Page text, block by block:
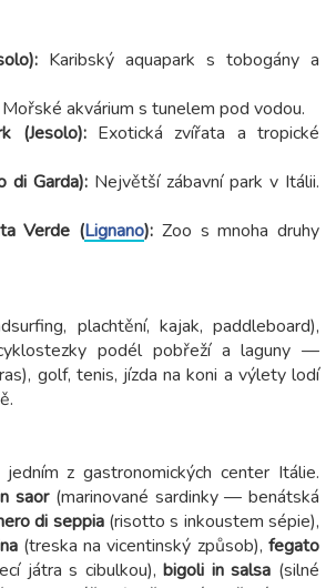
Karibský aquapark s tobogány a
Mořské akvárium s tunelem pod vodou.
(Jesolo):Exotická zvířata a tropické
di Garda): Největší zábavní park v Itálii.
Verde (Lignano): Zoo s mnoha druhy
plachtění, kajak, paddleboard),
podél pobřeží a laguny —
golf, tenis, jízda na koni a výlety lodí
z gastronomických center Itálie.
saor(marinované sardinky — benátská
di seppia(risotto s inkoustem sépie),
(treska na vicentinský způsob),fegato
játra s cibulkou),bigoli in salsa (silné